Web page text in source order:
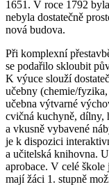
1651. V roce 1792
nebyla dostatečně
nová budova.
Při komplexní
se podařilo skloubit
K výuce slouží
učebny (chemie/
učebna výtvarné
cvičná kuchyně, dílny,
a vkusně vybavené
je k dispozici
a učitelská knihovna.
aprobace. V celé
mají žáci 1. stupně